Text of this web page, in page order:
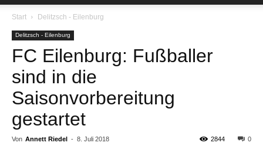
Start Delitzsch - Eilenburg
Delitzsch - Eilenburg
FC Eilenburg: Fußballer
sind in die
Saisonvorbereitung
gestartet
Von Annett Riedel - 8. Juli 2018 0
2844